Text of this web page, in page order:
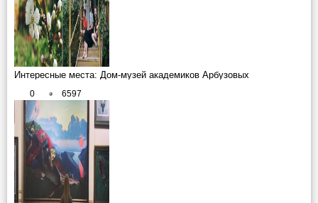
Интересные места: Дом-музей академиков Арбузовых
0 6597